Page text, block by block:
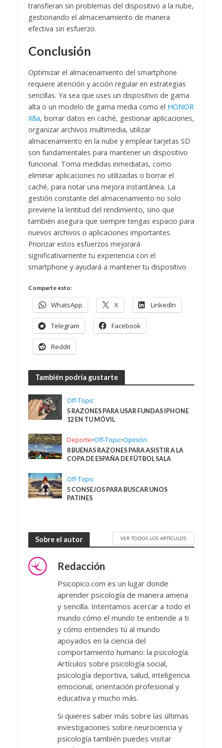
transfieran sin problemas del dispositivo a la nube,
gestionando el almacenamiento de manera
efectiva sin esfuerzo.
Conclusión
Optimizar el almacenamiento del smartphone
requiere atención y acción regular en estrategias
sencillas. Ya sea que uses un dispositivo de gama
alta o un modelo de gama media como el HONOR
X8a, borrar datos en caché, gestionar aplicaciones,
organizar archivos multimedia, utilizar
almacenamiento en la nube y emplear tarjetas SD
son fundamentales para mantener un dispositivo
funcional. Toma medidas inmediatas, como
eliminar aplicaciones no utilizadas o borrar el
caché, para notar una mejora instantánea. La
gestión constante del almacenamiento no solo
previene la lentitud del rendimiento, sino que
también asegura que siempre tengas espacio para
nuevos archivos o aplicaciones importantes.
Priorizar estos esfuerzos mejorará
significativamente tu experiencia con el
smartphone y ayudará a mantener tu dispositivo
Comparte esto:
WhatsApp X LinkedIn
Telegram Facebook
Reddit
También podría gustarte
Off-Topic
5 RAZONES PARA USAR FUNDAS IPHONE
12 EN TU MÓVIL
Deporte•Off-Topic•Opinión
8 BUENAS RAZONES PARA ASISTIR A LA
COPA DE ESPAÑA DE FÚTBOL SALA
Off-Topic
5 CONSEJOS PARA BUSCAR UNOS
PATINES
Sobre el autor VER TODOS LOS ARTÍCULOS
Redacción
Psicopico.com es un lugar donde
aprender psicología de manera amena
y sencilla. Intentamos acercar a todo el
mundo cómo el mundo te entiende a ti
y cómo entiendes tú al mundo
apoyados en la ciencia del
comportamiento humano: la psicología.
Artículos sobre psicología social,
psicología deportiva, salud, inteligencia
emocional, orientación profesional y
educativa y mucho más.
Si quieres saber más sobre las últimas
investigaciones sobre neurociencia y
psicología también puedes visitar